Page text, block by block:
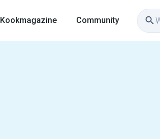
Kookmagazine Community